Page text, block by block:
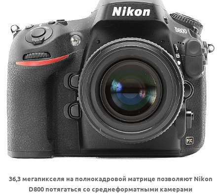
36,3 мегапикселя на полнокадровой матрице позволяют Nikon
D800 потягаться со среднеформатными камерами